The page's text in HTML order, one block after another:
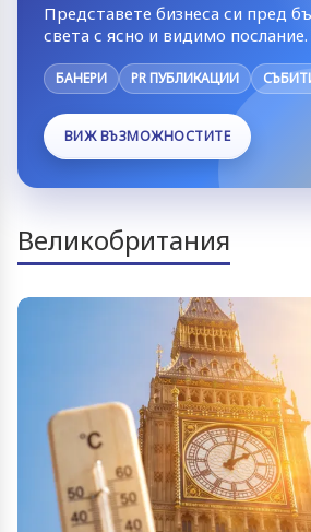
Представете бизнеса си пред
света с ясно и видимо послание.
БАНЕРИ PR ПУБЛИКАЦИИ
ВИЖ ВЪЗМОЖНОСТИТЕ
Великобритания